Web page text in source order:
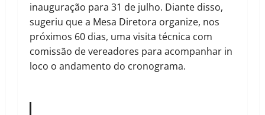
inauguração para 31 de julho. Diante disso,
sugeriu que a Mesa Diretora organize, nos
próximos 60 dias, uma visita técnica com
comissão de vereadores para acompanhar in
loco o andamento do cronograma.